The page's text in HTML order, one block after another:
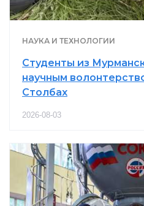
НАУКА И ТЕХНОЛОГИИ
Студенты из
научным
Столбах
2026-08-03